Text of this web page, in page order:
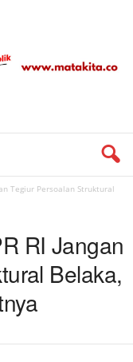
Tegiur Persoalan Struktural
RI Jangan
Belaka,